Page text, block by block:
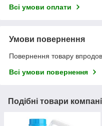
Всі умови оплати
Умови повернення
Повернення товару
Всі умови повернення
Подібні товари